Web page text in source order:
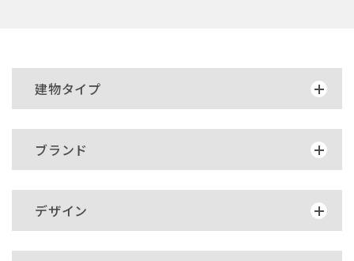
建物タイプ
ブランド
デザイン